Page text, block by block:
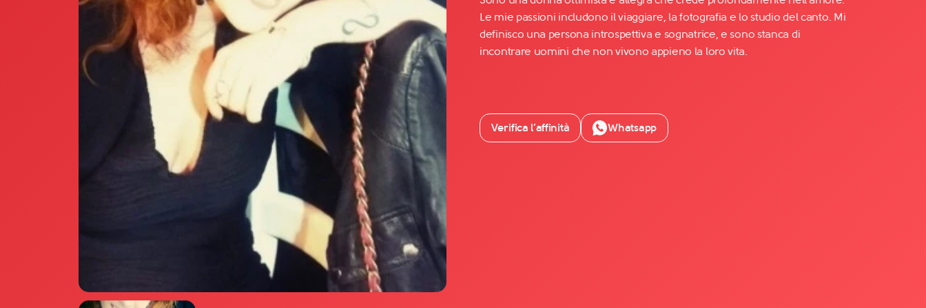
Facebook
TikTok
Le mie passioni includono il viaggiare, la fotografia e lo studio del canto. Mi
definisco una persona introspettiva e sognatrice, e sono stanca di
incontrare uomini che non vivono appieno la loro vita.
Verifica l’affinità Whatsapp